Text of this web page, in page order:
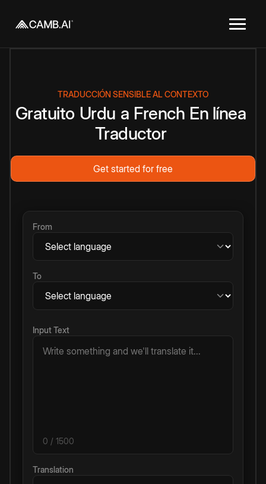
TRADUCCIÓN SENSIBLE AL CONTEXTO
Gratuito Urdu a French En línea
Traductor
Get started for free
From
To
Input Text
0 / 1500
Translation